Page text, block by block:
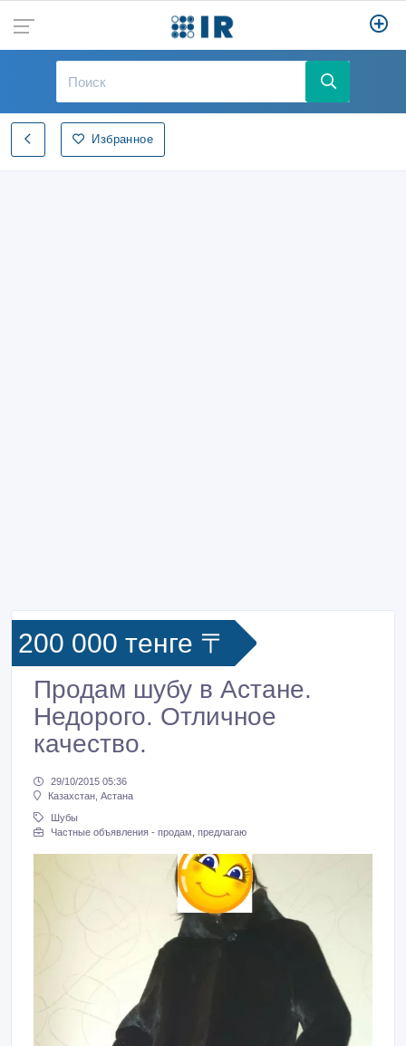
Избранное
200 000 тенге 〒
Продам шубу в Астане.
Недорого. Отличное
качество.
29/10/2015 05:36
Казахстан, Астана
Шубы
Частные объявления - продам, предлагаю